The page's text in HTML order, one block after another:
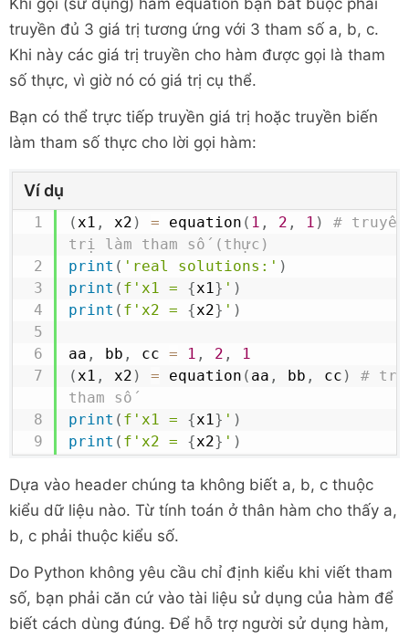
Khi gọi (sử dụng) hàm equation bạn bắt buộc phải
truyền đủ 3 giá trị tương ứng với 3 tham số a, b, c.
Khi này các giá trị truyền cho hàm được gọi là tham
số thực, vì giờ nó có giá trị cụ thể.
Bạn có thể trực tiếp truyền giá trị hoặc truyền biến
làm tham số thực cho lời gọi hàm:
Ví dụ
(x1 , x2 ) = equation ( 1 , 2 , 1 )
#
trị làm tham số (thực)
print ( 'real solutions:' )
print ( f'x1 = {x1} ' )
print ( f'x2 = {x2} ' )
aa , bb , cc = 1 , 2 ,
1
(x1 , x2 ) = equation ( aa , bb , cc )
#
tham số
print ( f'x1 = {x1} ' )
print ( f'x2 = {x2} ' )
Dựa vào header chúng ta không biết a, b, c thuộc
kiểu dữ liệu nào. Từ tính toán ở thân hàm cho thấy a,
b, c phải thuộc kiểu số.
Do Python không yêu cầu chỉ định kiểu khi viết tham
số, bạn phải căn cứ vào tài liệu sử dụng của hàm để
biết cách dùng đúng. Để hỗ trợ người sử dụng hàm,